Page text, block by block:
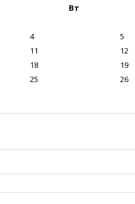
Вт
4 5
11 12
18 19
25 26